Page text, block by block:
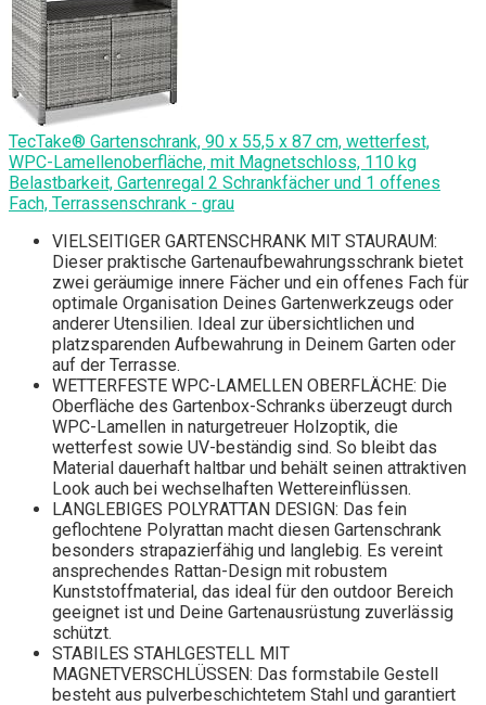
TecTake® Gartenschrank, 90 x 55,5 x 87 cm, wetterfest,
WPC-Lamellenoberfläche, mit Magnetschloss, 110 kg
Belastbarkeit, Gartenregal 2 Schrankfächer und 1 offenes
Fach, Terrassenschrank - grau
VIELSEITIGER GARTENSCHRANK MIT STAURAUM:
Dieser praktische Gartenaufbewahrungsschrank bietet
zwei geräumige innere Fächer und ein offenes Fach für
optimale Organisation Deines Gartenwerkzeugs oder
anderer Utensilien. Ideal zur übersichtlichen und
platzsparenden Aufbewahrung in Deinem Garten oder
auf der Terrasse.
WETTERFESTE WPC-LAMELLEN OBERFLÄCHE: Die
Oberfläche des Gartenbox-Schranks überzeugt durch
WPC-Lamellen in naturgetreuer Holzoptik, die
wetterfest sowie UV-beständig sind. So bleibt das
Material dauerhaft haltbar und behält seinen attraktiven
Look auch bei wechselhaften Wettereinflüssen.
LANGLEBIGES POLYRATTAN DESIGN: Das fein
geflochtene Polyrattan macht diesen Gartenschrank
besonders strapazierfähig und langlebig. Es vereint
ansprechendes Rattan-Design mit robustem
Kunststoffmaterial, das ideal für den outdoor Bereich
geeignet ist und Deine Gartenausrüstung zuverlässig
schützt.
STABILES STAHLGESTELL MIT
MAGNETVERSCHLÜSSEN: Das formstabile Gestell
besteht aus pulverbeschichtetem Stahl und garantiert